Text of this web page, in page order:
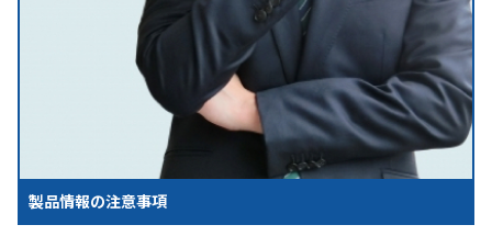
製品情報の注意事項